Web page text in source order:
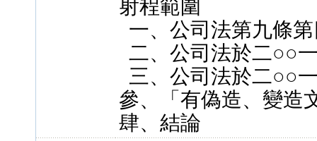
射程範圍
一、公司法第九條
二、公司法於二○○
三、公司法於二○○
參、「有偽造、變造
肆、結論